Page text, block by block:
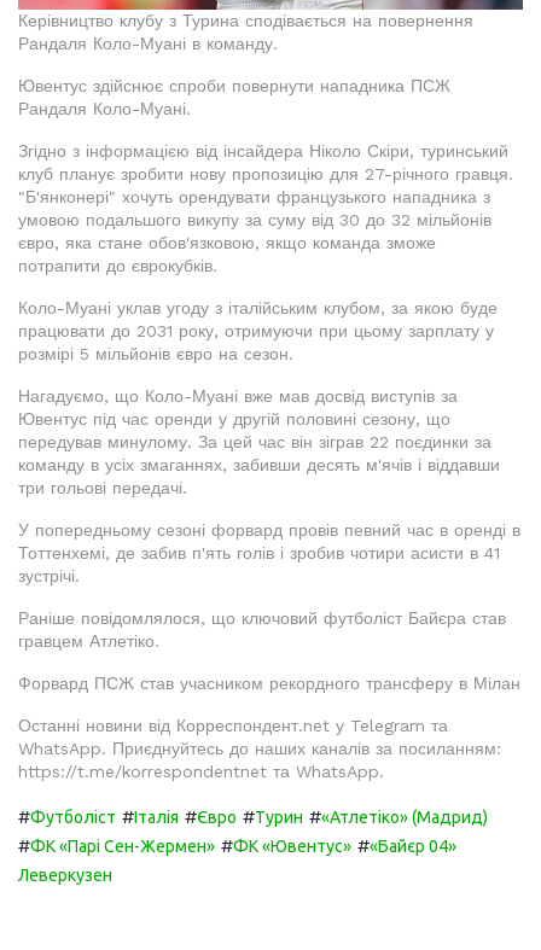
Керівництво клубу з Турина сподівається на повернення
Рандаля Коло-Муані в команду.
Ювентус здійснює спроби повернути нападника ПСЖ
Рандаля Коло-Муані.
Згідно з інформацією від інсайдера Ніколо Скіри, туринський
клуб планує зробити нову пропозицію для 27-річного гравця.
"Б'янконері" хочуть орендувати французького нападника з
умовою подальшого викупу за суму від 30 до 32 мільйонів
євро, яка стане обов'язковою, якщо команда зможе
потрапити до єврокубків.
Коло-Муані уклав угоду з італійським клубом, за якою буде
працювати до 2031 року, отримуючи при цьому зарплату у
розмірі 5 мільйонів євро на сезон.
Нагадуємо, що Коло-Муані вже мав досвід виступів за
Ювентус під час оренди у другій половині сезону, що
передував минулому. За цей час він зіграв 22 поєдинки за
команду в усіх змаганнях, забивши десять м'ячів і віддавши
три гольові передачі.
У попередньому сезоні форвард провів певний час в оренді в
Тоттенхемі, де забив п'ять голів і зробив чотири асисти в 41
зустрічі.
Раніше повідомлялося, що ключовий футболіст Байєра став
гравцем Атлетіко.
Форвард ПСЖ став учасником рекордного трансферу в Мілан
Останні новини від Корреспондент.net у Telegram та
WhatsApp. Приєднуйтесь до наших каналів за посиланням:
https://t.me/korrespondentnet та WhatsApp.
#Футболіст #Італія #Євро #Турин #«Атлетіко» (Мадрид)
#ФК «Парі Сен-Жермен» #ФК «Ювентус» #«Байєр 04»
Леверкузен